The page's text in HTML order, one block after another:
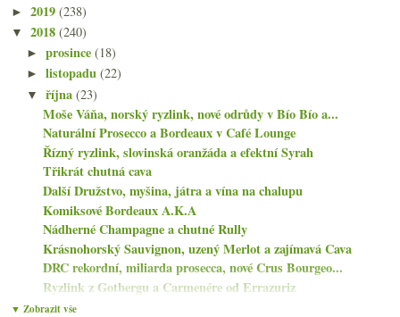
► 2019 (238)
▼ 2018 (240)
►prosince(18)
►listopadu(22)
▼října(23)
Moše Váňa, norský ryzlink, nové odrůdy v Bío Bío a...
Naturální Prosecco a Bordeaux v Café Lounge
Řízný ryzlink, slovinská oranžáda a efektní Syrah
Třikrát chutná cava
Další Družstvo, myšina, játra a vína na chalupu
Komiksové Bordeaux A.K.A
Nádherné Champagne a chutné Rully
Krásnohorský Sauvignon, uzený Merlot a zajímavá Cava
DRC rekordní, miliarda prosecca, nové Crus Bourgeo...
Ryzlink z Gotbergu a Carmenére od Errazuriz
Krásná červená Gruzie a Merlot od Beneše
▼ Zobrazit vše